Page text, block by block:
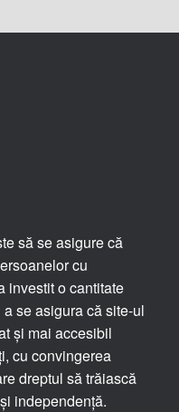
să se asigure că
cu
investit o cantitate
se asigura că site-ul
și mai accesibil
cu convingerea
dreptul să trăiască
independență.